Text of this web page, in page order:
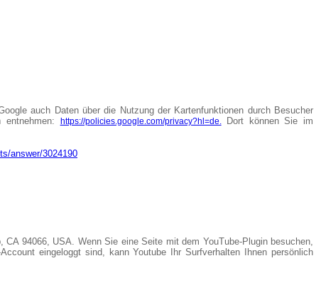
auch Daten über die Nutzung der Kartenfunktionen durch Besucher
entnehmen: https://policies.google.com/privacy?hl=de.
Dort können Sie im
answer/3024190
94066, USA. Wenn Sie eine Seite mit dem YouTube-Plugin besuchen,
eingeloggt sind, kann Youtube Ihr Surfverhalten Ihnen persönlich